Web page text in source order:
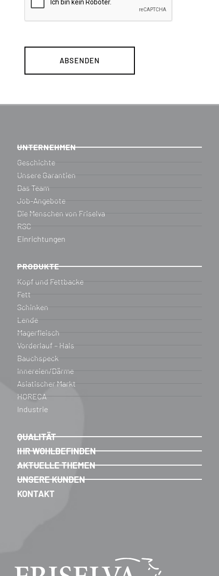
UNTERNEHMEN
Geschichte
Unsere Garantien
Das Team
Job-Angebote
Die Menschen von Friselva
RSC
Einrichtungen
PRODUKTE
Kopf und Fettbacke
Fett
Schinken
Lende
Magerfleisch
Vorderlauf – Hals
Bauchspeck
Innereien/Därme
Asiatischer Markt
HORECA
Industrie
QUALITÄT
IHR WOHLBEFINDEN
AKTUELLE THEMEN
UNSERE KUNDEN
KONTAKT